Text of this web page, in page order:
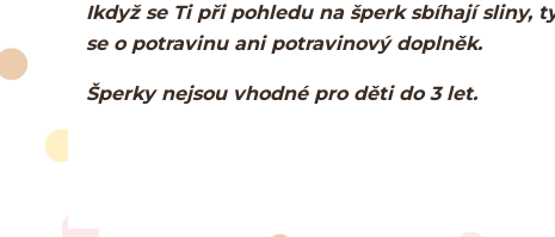
Ikdyž se Ti při pohledu na šperk sbíhají sliny,
se o potravinu ani potravinový doplněk.
Šperky nejsou vhodné pro děti do 3 let.